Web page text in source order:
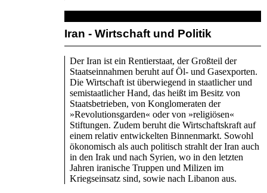
Iran - Wirtschaft und Politik
Der Iran ist ein Rentierstaat, der Großteil der
Staatseinnahmen beruht auf Öl- und Gasexporten.
Die Wirtschaft ist überwiegend in staatlicher und
semistaatlicher Hand, das heißt im Besitz von
Staatsbetrieben, von Konglomeraten der
»Revolutionsgarden« oder von »religiösen«
Stiftungen. Zudem beruht die Wirtschaftskraft auf
einem relativ entwickelten Binnenmarkt. Sowohl
ökonomisch als auch politisch strahlt der Iran auch
in den Irak und nach Syrien, wo in den letzten
Jahren iranische Truppen und Milizen im
Kriegseinsatz sind, sowie nach Libanon aus.